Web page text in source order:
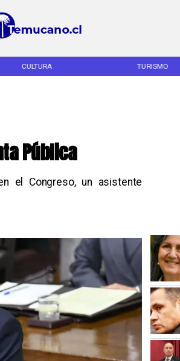
CULTURA TURISMO
Pública
el Congreso, un asistente